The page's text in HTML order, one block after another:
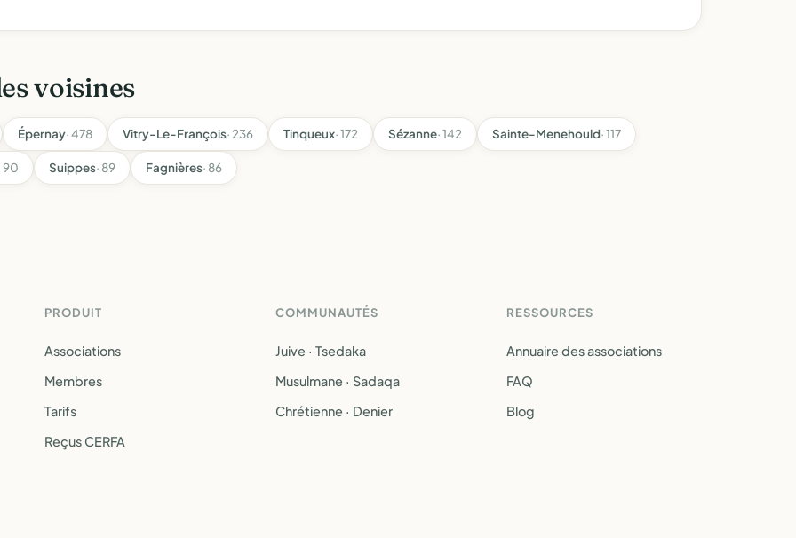
voisines
Épernay· 478 Vitry-Le-François· 236 Tinqueux· 172 Sézanne· 142 Sainte-Menehould· 117
90 Suippes· 89 Fagnières· 86
PRODUIT
Associations
Membres
Tarifs
Reçus CERFA
COMMUNAUTÉS
Juive · Tsedaka
Musulmane · Sadaqa
Chrétienne · Denier
RESSOURCES
Annuaire des associations
FAQ
Blog